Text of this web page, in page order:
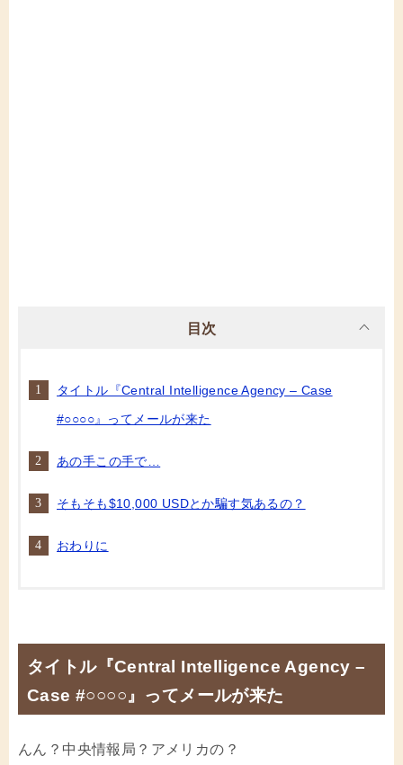
目次
タイトル『Central Intelligence Agency – Case
#○○○○』ってメールが来た
あの手この手で…
そもそも$10,000 USDとか騙す気あるの？
おわりに
タイトル『Central Intelligence Agency –
Case #○○○○』ってメールが来た
んん？中央情報局？アメリカの？